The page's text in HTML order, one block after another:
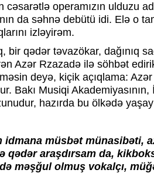
cəsarətlə operamızın ulduzu
da səhnə debütü idi. Elə o
izləyirəm.
bir qədər təvazökar, dağınıq
Azər Rzazadə ilə söhbət
deyə, kiçik açıqlama:
Bakı Musiqi Akademiyasının,
hazırda bu ölkədə
idmana müsbət münasibəti,
qədər araşdırsam da,
məşğul olmuş vokalçı,